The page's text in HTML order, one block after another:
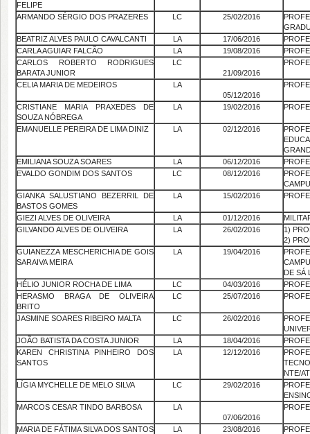
FELIPE
ARMANDO SÉRGIO DOS PRAZERES LC 25/02/2016
BEATRIZ ALVES PAULO CAVALCANTI
LA 17/06/2016
CARLA AGUIAR FALCÃO
LA 19/08/2016
CARLOS ROBERTO RODRIGUES
BARATA JUNIOR
LC
21/09/2016
CELIA MARIA DE MEDEIROS
LA
05/12/2016
CRISTIANE MARIA PRAXEDES DE
SOUZA NÓBREGA
LA 19/02/2016
EMANUELLE PEREIRA DE LIMA DINIZ LA 02/12/2016
EMILIANA SOUZA SOARES
LA 06/12/2016
EVALDO GONDIM DOS SANTOS
LC 08/12/2016
GIANKA SALUSTIANO BEZERRIL DE
BASTOS GOMES
LA 15/02/2016
GIEZI ALVES DE OLIVEIRA LA 01/12/2016
GILVANDO ALVES DE OLIVEIRA
LA 26/02/2016
1)
2)
GUIANEZZA MESCHERICHIA DE GOIS
SARAIVA MEIRA
LA 19/04/2016
DE SÁ
HÉLIO JUNIOR ROCHA DE LIMA
LC 04/03/2016
HERASMO BRAGA DE OLIVEIRA
BRITO
LC 25/07/2016
JASMINE SOARES RIBEIRO MALTA LC 26/02/2016
JOÃO BATISTA DA COSTA JUNIOR
LA 18/04/2016
KAREN CHRISTINA PINHEIRO DOS
SANTOS
LA 12/12/2016
NTE/
LÍGIA MYCHELLE DE MELO SILVA
LC 29/02/2016
MARCOS CESAR TINDO BARBOSA
LA
07/06/2016
MARIA DE FÁTIMA SILVA DOS SANTOS LA 23/08/2016